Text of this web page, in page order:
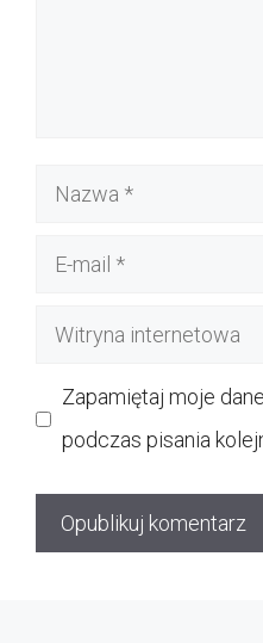
Nazwa
Witryna
Zapamiętaj moje
podczas pisania